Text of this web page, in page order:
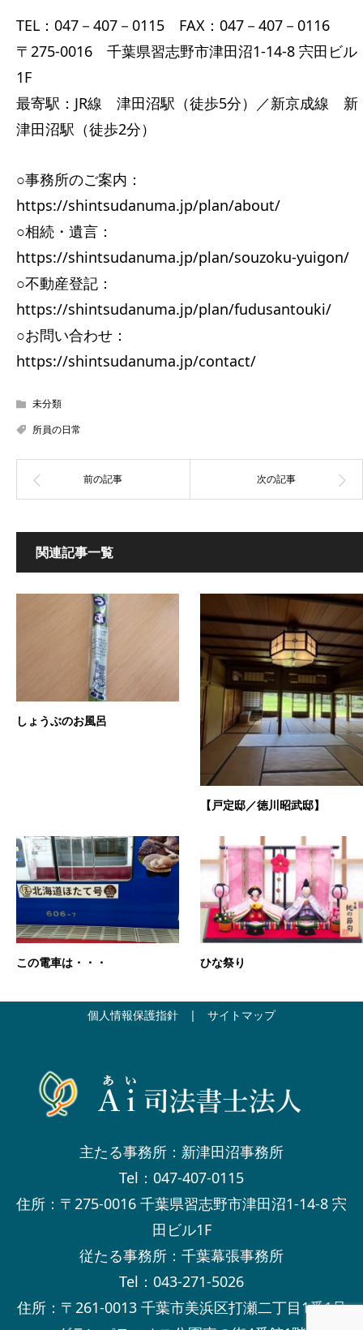
TEL：047－407－0115 FAX：047－407－0116
〒275-0016 千葉県習志野市津田沼1-14-8 宍田ビル
1F
最寄駅：JR線 津田沼駅（徒歩5分）／新京成線 新
津田沼駅（徒歩2分）
○事務所のご案内：
https://shintsudanuma.jp/plan/about/
○相続・遺言：
https://shintsudanuma.jp/plan/souzoku-yuigon/
○不動産登記：
https://shintsudanuma.jp/plan/fudusantouki/
○お問い合わせ：
https://shintsudanuma.jp/contact/
未分類
所員の日常
関連記事一覧
しょうぶのお風呂
【戸定邸／徳川昭武邸】
この電車は・・・ ひな祭り
個人情報保護指針 | サイトマップ
主たる事務所：新津田沼事務所
Tel：047-407-0115
住所：〒275-0016 千葉県習志野市津田沼1-14-8 宍
田ビル1F
従たる事務所：千葉幕張事務所
Tel：043-271-5026
住所：〒261-0013 千葉市美浜区打瀬二丁目1番1号